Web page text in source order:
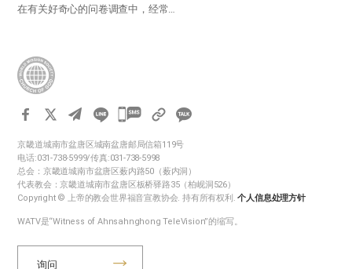
在有关好奇心的问卷调查中，经常…
카
오
톡
공
하
京畿道城南市盆唐区城南盆唐邮局信箱119号
电话:031-738-5999/传真:031-738-5998
总会：京畿道城南市盆唐区薮内路50（薮内洞）
代表教会：京畿道城南市盆唐区板桥驿路35（柏岘洞526）
Copyright © 上帝的教会世界福音宣教协会. 持有所有权利.个人信息处理方针
WATV是“Witness of Ahnsahnghong TeleVision”的缩写。
询问